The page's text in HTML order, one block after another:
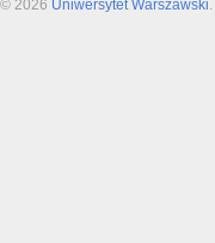
© 2026 Uniwersytet Warszawski